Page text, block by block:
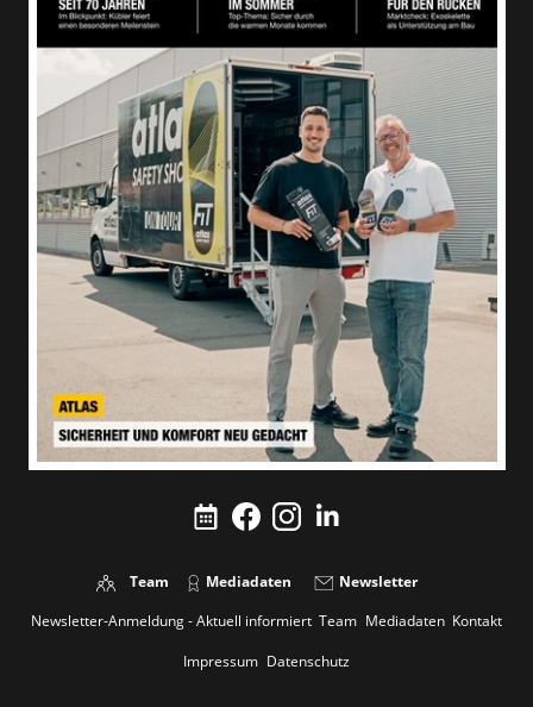
Team Mediadaten
Newsletter
Newsletter-Anmeldung - Aktuell informiert Team Mediadaten Kontakt
Impressum Datenschutz